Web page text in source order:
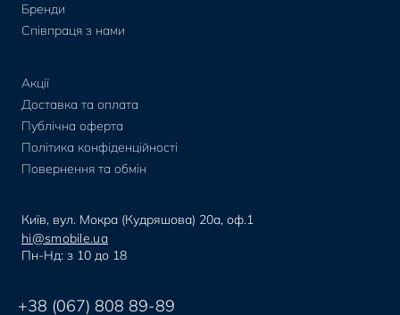
Бренди
Співпраця з нами
Акції
Доставка та оплата
Публічна оферта
Політика конфіденційності
Повернення та обмін
Київ, вул. Мокра (Кудряшова) 20а, оф.1
hi@smobile.ua
Пн-Нд: з 10 до 18
+38 (067) 808 89-89